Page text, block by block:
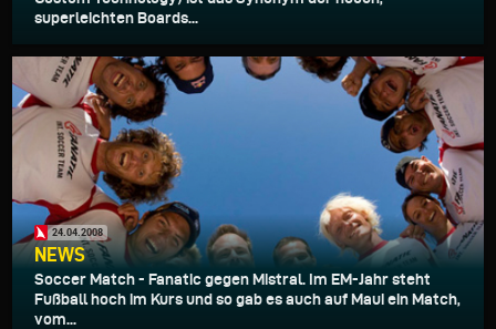
superleichten Boards...
24.04.2008
NEWS
Soccer Match - Fanatic gegen Mistral. Im EM-Jahr steht
Fußball hoch im Kurs und so gab es auch auf Maui ein Match,
vom...